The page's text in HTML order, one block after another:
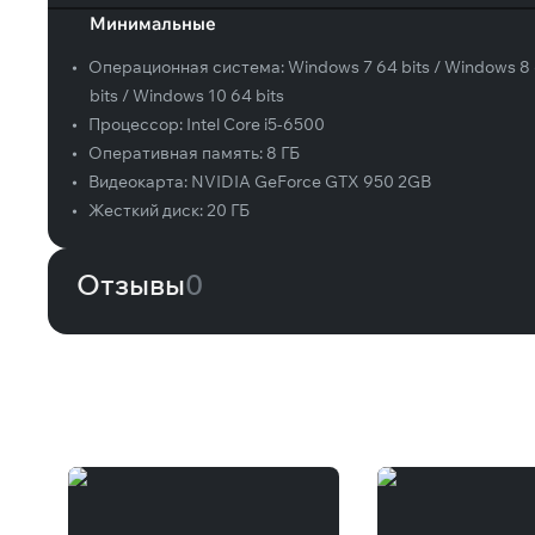
Минимальные
• Операционная система:Windows 7 64 bits / Windows 8
bits / Windows 10 64 bits
•
Процессор: Intel Core i5-6500
•
Оперативная память: 8 ГБ
•
Видеокарта: NVIDIA GeForce GTX 950 2GB
•
Жесткий диск:20 ГБ
Отзывы0